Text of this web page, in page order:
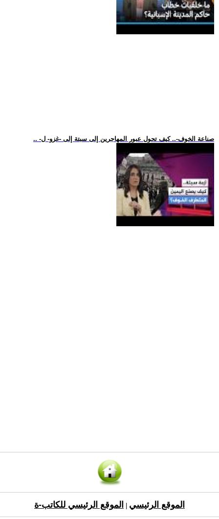
.. -صناعة الخوف-.. كيف تحول عبور المهاجرين إلى سبتة إلى -غزو- ل
الموقع الرئيسي الموقع الرئيسي للكاتب-ة